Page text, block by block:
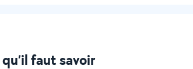
faut savoir